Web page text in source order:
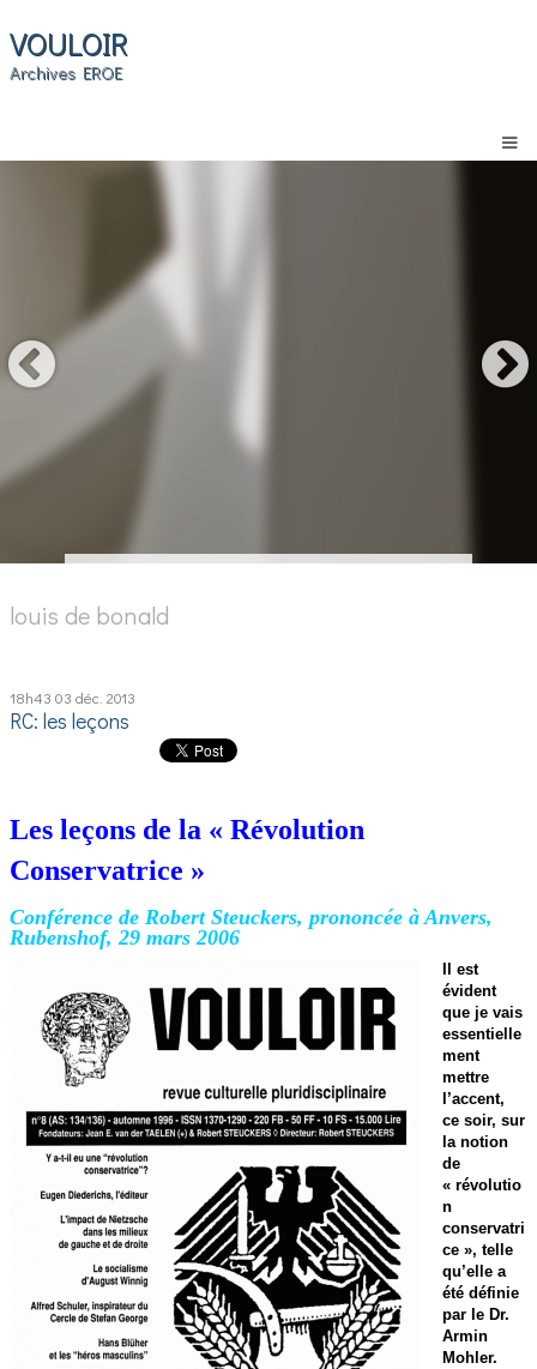
VOULOIR
Archives EROE
louis de bonald
18h43 03 déc. 2013
RC: les leçons
Les leçons de la « Révolution
Conservatrice »
Conférence de Robert Steuckers, prononcée à Anvers,
Rubenshof, 29 mars 2006
Il est
évident
que je vais
essentielle
ment
mettre
l’accent,
ce soir, sur
la notion
de
« révolutio
n
conservatri
ce », telle
qu’elle a
été définie
par le Dr.
Armin
Mohler.